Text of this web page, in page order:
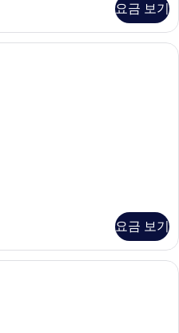
요금 보기
저자극성 침구, 객실 내 금고, 책상, 방
요금 보기
저자극성 침구, 객실 내 금고, 책상, 방